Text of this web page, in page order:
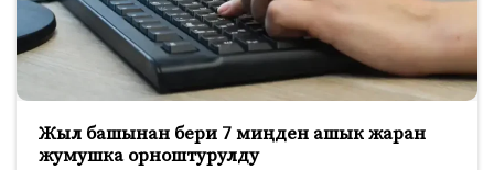
Жыл башынан бери 7 миңден ашык жаран
жумушка орноштурулду